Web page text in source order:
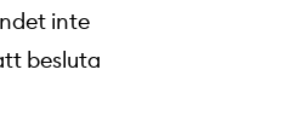
inte
besluta